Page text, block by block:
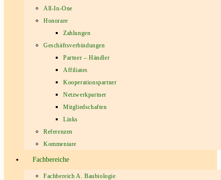
All-In-One
Honorare
Zahlungen
Geschäftsverbindungen
Partner – Händler
Affiliates
Kooperationspartner
Netzwerkpartner
Mitgliedschaften
Links
Referenzen
Kommentare
Fachbereiche
Fachbereich A. Baubiologie